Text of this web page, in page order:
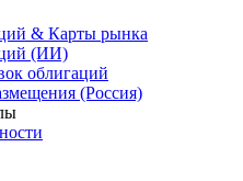
& Карты рынка
(ИИ)
облигаций
(Россия)